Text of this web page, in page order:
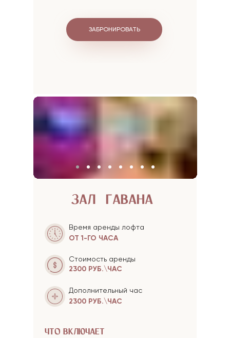
ЗАБРОНИРОВАТЬ
ЗАЛ "ГАВАНА"
Время аренды лофта
ЧТО ВКЛЮЧАЕТ
Стоимость аренды
ОТ 1-ГО ЧАСА
2300 РУБ.\ЧАС
Дополнительный час
2300 РУБ.\ЧАС